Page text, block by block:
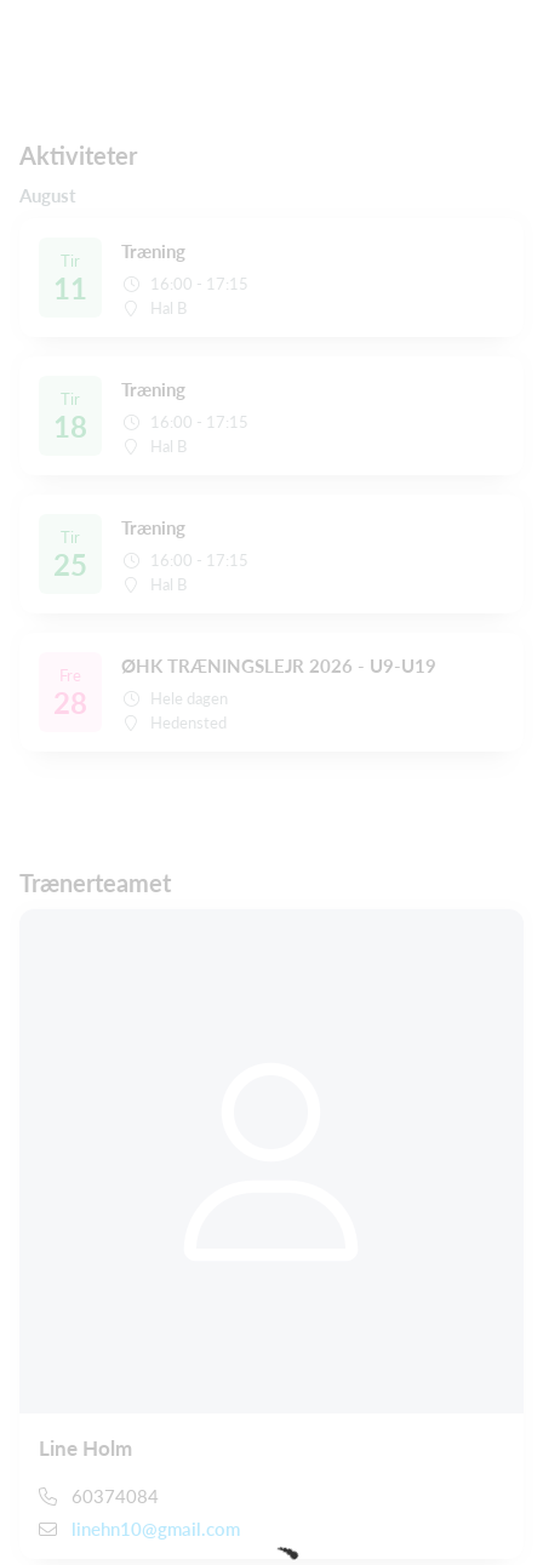
Aktiviteter
August
Tir
11
Træning
16:00 - 17:15
Hal B
Tir
18
Træning
16:00 - 17:15
Hal B
Tir
25
Træning
16:00 - 17:15
Hal B
Fre
28
ØHK TRÆNINGSLEJR 2026 - U9-U19
Hele dagen
Hedensted
Trænerteamet
Line Holm
60374084
linehn10@gmail.com